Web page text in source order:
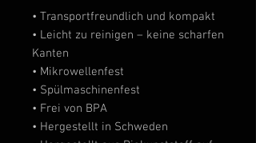
• Transportfreundlich und kompakt
• Leicht zu reinigen – keine scharfen
Kanten
• Mikrowellenfest
• Spülmaschinenfest
• Frei von BPA
• Hergestellt in Schweden